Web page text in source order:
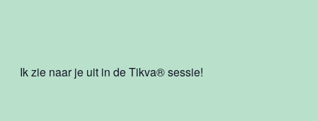
Ik zie naar je uit in de Tikva®sessie!